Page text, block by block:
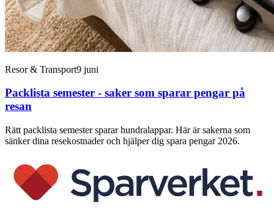
Resor & Transport9 juni
Packlista semester - saker som sparar pengar på
resan
Rätt packlista semester sparar hundralappar. Här är sakerna som
sänker dina resekostnader och hjälper dig spara pengar 2026.